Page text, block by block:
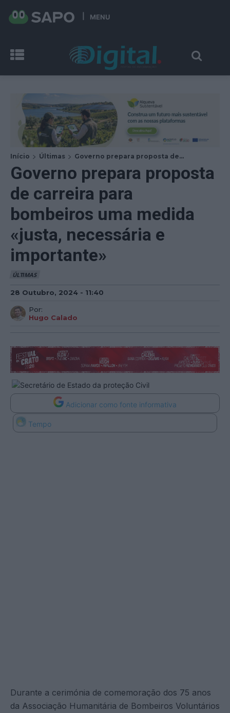
MENU
Início Últimas Governo prepara proposta de...
Governo prepara proposta
de carreira para
bombeiros uma medida
«justa, necessária e
importante»
ÚLTIMAS
28 Outubro, 2024 - 11:40
Por:
Hugo Calado
Adicionar como fonte informativa
Tempo
Durante a cerimónia de comemoração dos 75 anos
da Associação Humanitária de Bombeiros Voluntários